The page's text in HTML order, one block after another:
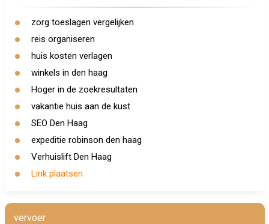
zorg toeslagen vergelijken
reis organiseren
huis kosten verlagen
winkels in den haag
Hoger in de zoekresultaten
vakantie huis aan de kust
SEO Den Haag
expeditie robinson den haag
Verhuislift Den Haag
Link plaatsen
vervoer